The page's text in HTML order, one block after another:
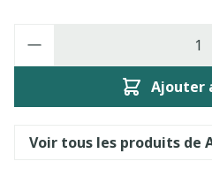
Ajouter
Voir tous les produits de